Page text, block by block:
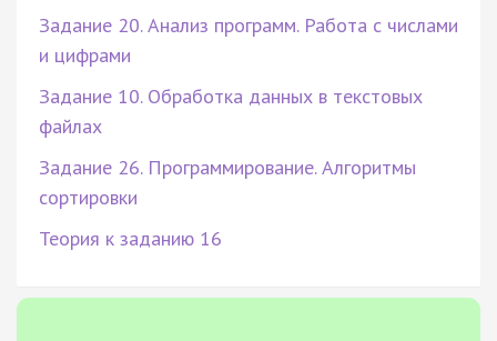
Задание 20. Анализ программ. Работа с числами
и цифрами
Задание 10. Обработка данных в текстовых
файлах
Задание 26. Программирование. Алгоритмы
сортировки
Теория к заданию 16